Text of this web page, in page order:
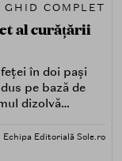
GHID COMPLET
al curățării
în doi pași
pe bază de
dizolvă
solubile în
Editorială Sole.ro